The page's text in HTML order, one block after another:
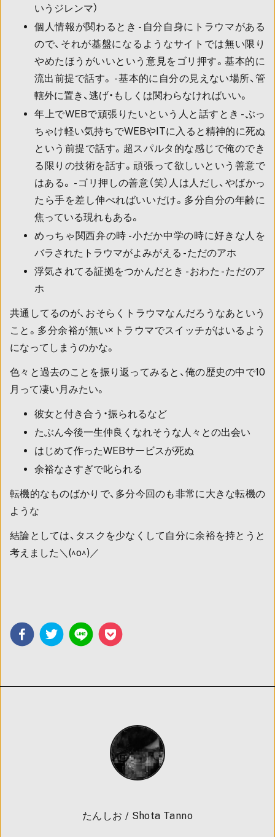
いうジレンマ）
個人情報が関わるとき - 自分自身にトラウマがある
ので、それが基盤になるようなサイトでは無い限り
やめたほうがいいという意見をゴリ押す。基本的に
流出前提で話す。 - 基本的に自分の見えない場所、管
轄外に置き、逃げ・もしくは関わらなければいい。
年上でWEBで頑張りたいという人と話すとき - ぶっ
ちゃけ軽い気持ちでWEBやITに入ると精神的に死ぬ
という前提で話す。超スパルタ的な感じで俺のでき
る限りの技術を話す。頑張って欲しいという善意で
はある。 - ゴリ押しの善意（笑）人は人だし、やばかっ
たら手を差し伸べればいいだけ。多分自分の年齢に
焦っている現れもある。
めっちゃ関西弁の時 - 小だか中学の時に好きな人を
バラされたトラウマがよみがえる - ただのアホ
浮気されてる証拠をつかんだとき - おわた - ただのア
ホ
共通してるのが、おそらくトラウマなんだろうなあという
こと。多分余裕が無い×トラウマでスイッチがはいるよう
になってしまうのかな。
色々と過去のことを振り返ってみると、俺の歴史の中で10
月って凄い月みたい。
彼女と付き合う・振られるなど
たぶん今後一生仲良くなれそうな人々との出会い
はじめて作ったWEBサービスが死ぬ
余裕なさすぎで叱られる
転機的なものばかりで、多分今回のも非常に大きな転機の
ような
結論としては、タスクを少なくして自分に余裕を持とうと
考えました＼(^o^)／
たんしお / Shota Tanno